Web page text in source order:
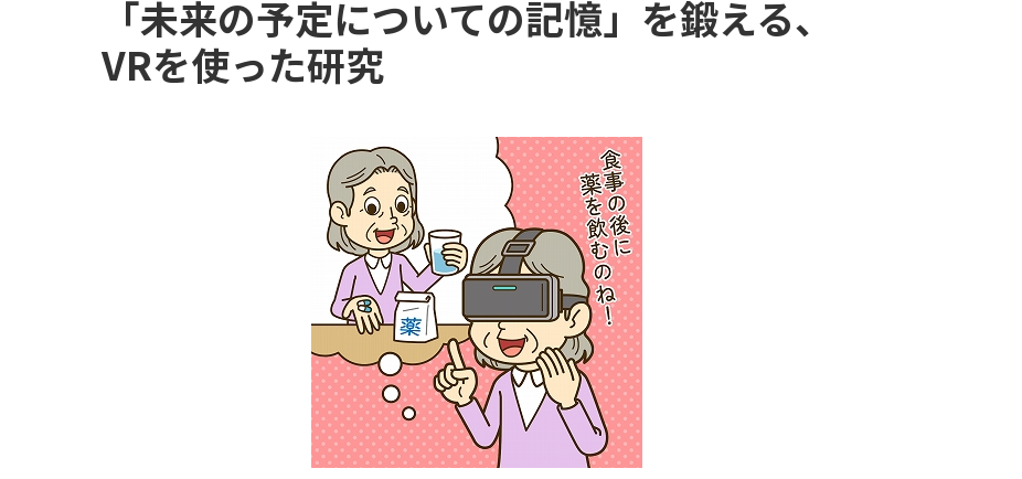
大学パンフ
大学入学共通テスト「受験上の配慮案内」の
「未来の予定についての記憶」を鍛える、
VRを使った研究